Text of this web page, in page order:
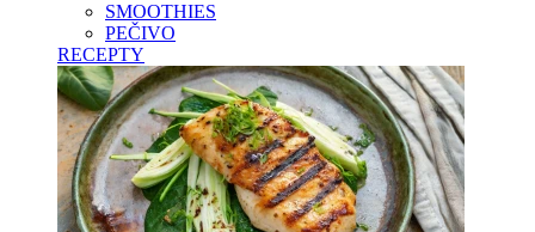
SMOOTHIES
PEČIVO
RECEPTY